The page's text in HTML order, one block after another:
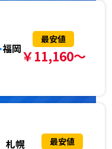
福岡
最安値
￥11,160～
札幌
最安値